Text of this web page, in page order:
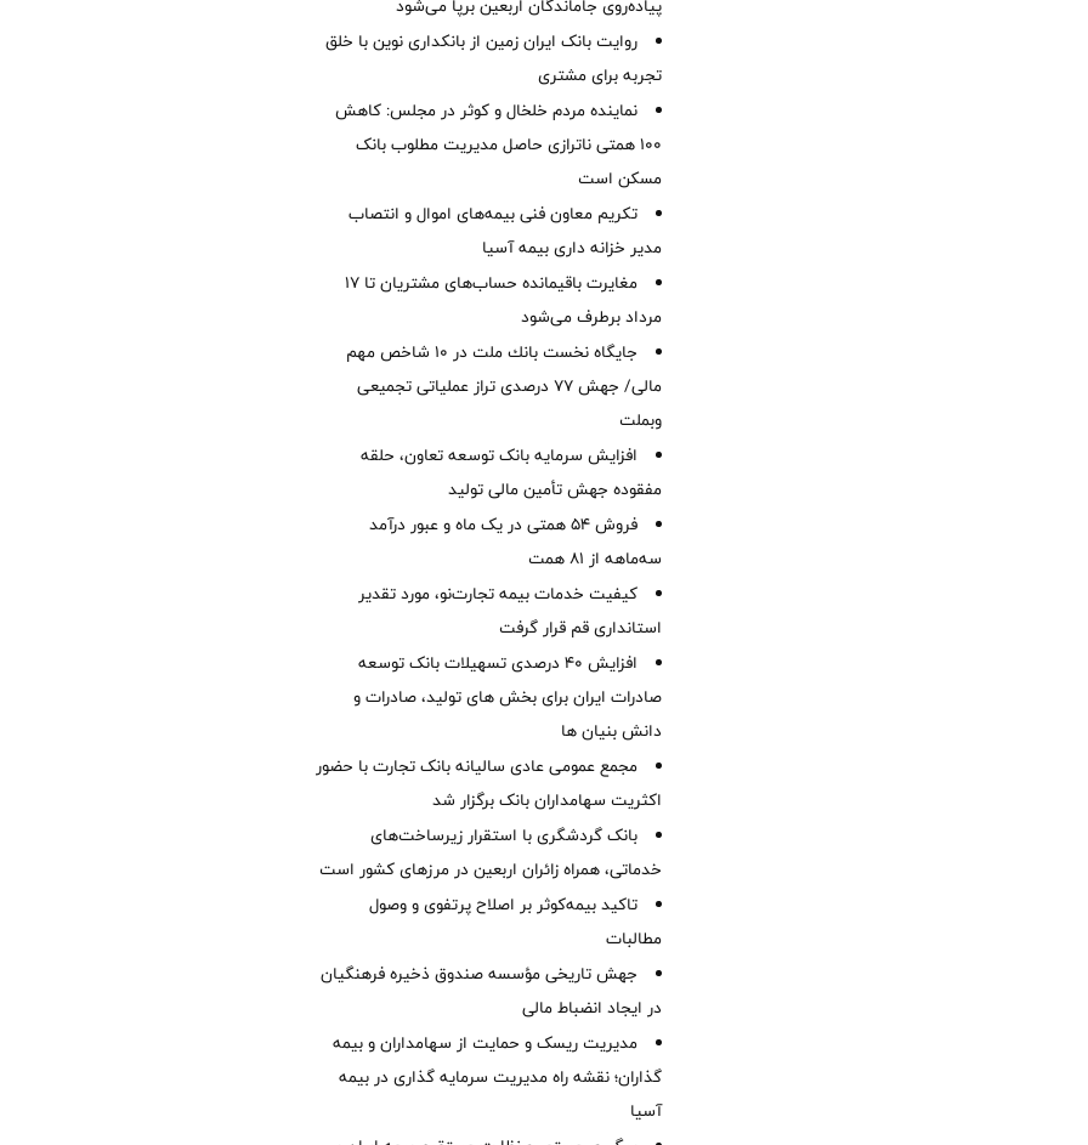
پیاده‌روی جاماندگان اربعین برپا می‌شود
روایت بانک ایران زمین از بانکداری نوین با خلق
تجربه برای مشتری
نماینده مردم خلخال و کوثر در مجلس: کاهش
۱۰۰ همتی ناترازی حاصل مدیریت مطلوب بانک
مسکن است
تکریم معاون فنی بیمه‌های اموال و انتصاب
مدیر خزانه داری بیمه آسیا
مغایرت‌ باقیمانده حساب‌های مشتریان تا ۱۷
مرداد برطرف می‌شود
جایگاه نخست بانك ملت در 10 شاخص مهم
مالی/ جهش 77 درصدی تراز عملیاتی تجمیعی
وبملت
افزایش سرمایه بانک توسعه تعاون، حلقه
مفقوده جهش تأمین مالی تولید
فروش 54 همتی در یک ماه و عبور درآمد
سه‌ماهه از 81 همت
کیفیت خدمات بیمه تجارت‌نو، مورد تقدیر
استانداری قم قرار گرفت
افزایش 40 درصدی تسهیلات بانک توسعه
صادرات ایران برای بخش های تولید، صادرات و
دانش بنیان ها
مجمع عمومی عادی سالیانه بانک تجارت با حضور
اکثریت سهامداران بانک برگزار شد
بانک گردشگری با استقرار زیرساخت‌های
خدماتی، همراه زائران اربعین در مرزهای کشور است
تاکید بیمه‌کوثر بر اصلاح پرتفوی و وصول
مطالبات ‌
جهش تاریخی مؤسسه صندوق ذخیره فرهنگیان
در ایجاد انضباط مالی
مدیریت ریسک و حمایت از سهامداران و بیمه
گذاران؛ نقشه راه مدیریت سرمایه گذاری در بیمه
آسیا